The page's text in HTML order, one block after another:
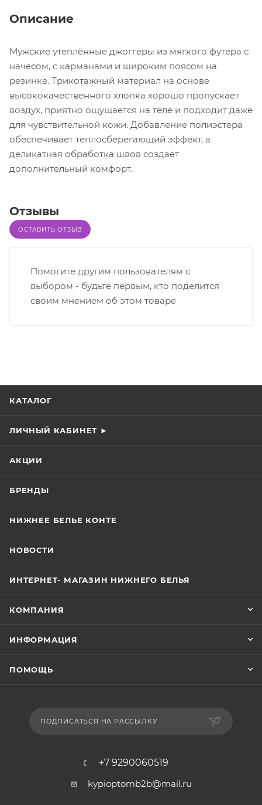
Описание
Мужские утеплённые джоггеры из мягкого футера с
начёсом, с карманами и широким поясом на
резинке. Трикотажный материал на основе
высококачественного хлопка хорошо пропускает
воздух, приятно ощущается на теле и подходит даже
для чувствительной кожи. Добавление полиэстера
обеспечивает теплосберегающий эффект, а
деликатная обработка швов создаёт
дополнительный комфорт.
Отзывы
ОСТАВИТЬ ОТЗЫВ
Помогите другим пользователям с
выбором - будьте первым, кто поделится
своим мнением об этом товаре
КАТАЛОГ
ЛИЧНЫЙ КАБИНЕТ ►
АКЦИИ
БРЕНДЫ
НИЖНЕЕ БЕЛЬЕ КОНТЕ
НОВОСТИ
ИНТЕРНЕТ- МАГАЗИН НИЖНЕГО БЕЛЬЯ
КОМПАНИЯ
ИНФОРМАЦИЯ
ПОМОЩЬ
ПОДПИСАТЬСЯ НА РАССЫЛКУ
+7 9290060519
kypioptomb2b@mail.ru